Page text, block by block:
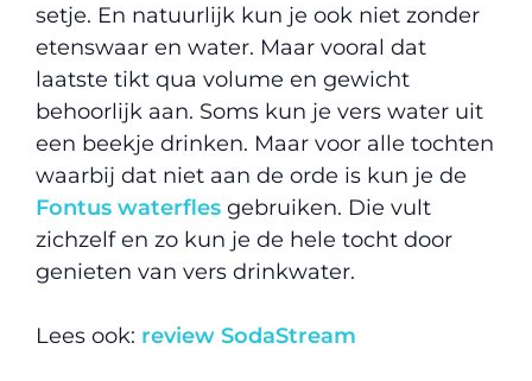
setje. En natuurlijk kun je ook niet zonder
etenswaar en water. Maar vooral dat
laatste tikt qua volume en gewicht
behoorlijk aan. Soms kun je vers water uit
een beekje drinken. Maar voor alle tochten
waarbij dat niet aan de orde is kun je de
Fontus waterfles gebruiken. Die vult
zichzelf en zo kun je de hele tocht door
genieten van vers drinkwater.
Lees ook: review SodaStream